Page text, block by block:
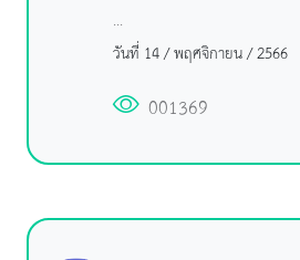
...
วันที่ 14 / พฤศจิกายน / 2566
001369